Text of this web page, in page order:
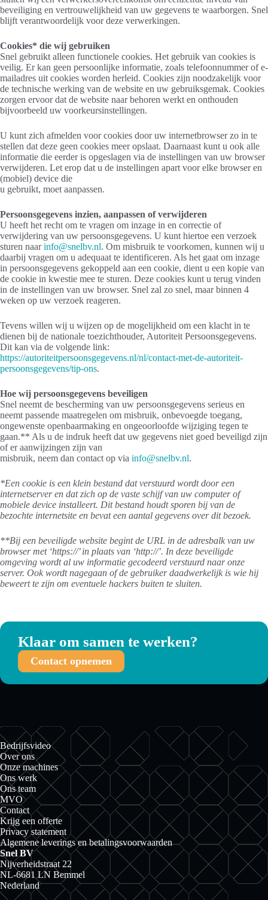
beveiliging en vertrouwelijkheid van uw gegevens te waarborgen. Snel
blijft verantwoordelijk voor deze verwerkingen.
Cookies* die wij gebruiken
Snel gebruikt alleen functionele cookies. Het gebruik van cookies is
veilig. Er kan geen persoonlijke informatie, zoals telefoonnummer of e-
mailadres uit cookies worden herleid. Cookies zijn noodzakelijk voor
de technische werking van de website en uw gebruiksgemak. Cookies
zorgen ervoor dat de website naar behoren werkt en onthouden
bijvoorbeeld uw voorkeursinstellingen.
U kunt zich afmelden voor cookies door uw internetbrowser zo in te
stellen dat deze geen cookies meer opslaat. Daarnaast kunt u ook alle
informatie die eerder is opgeslagen via de instellingen van uw browser
verwijderen. Let erop dat u de instellingen apart voor elke browser en
(mobiel) device die
u gebruikt, moet aanpassen.
Persoonsgegevens inzien, aanpassen of verwijderen
U heeft het recht om te vragen om inzage in en correctie of
verwijdering van uw persoonsgegevens. U kunt hiertoe een verzoek
sturen naarinfo@snelbv.nl. Om misbruik te voorkomen, kunnen wij u
daarbij vragen om u adequaat te identificeren. Als het gaat om inzage
in persoonsgegevens gekoppeld aan een cookie, dient u een kopie van
de cookie in kwestie mee te sturen. Deze cookies kunt u terug vinden
in de instellingen van uw browser. Snel zal zo snel, maar binnen 4
weken op uw verzoek reageren.
Tevens willen wij u wijzen op de mogelijkheid om een klacht in te
dienen bij de nationale toezichthouder, Autoriteit Persoonsgegevens.
Dit kan via de volgende link:
https://autoriteitpersoonsgegevens.nl/nl/contact-met-de-autoriteit-
persoonsgegevens/tip-ons.
Hoe wij persoonsgegevens beveiligen
Snel neemt de bescherming van uw persoonsgegevens serieus en
neemt passende maatregelen om misbruik, onbevoegde toegang,
ongewenste openbaarmaking en ongeoorloofde wijziging tegen te
gaan.** Als u de indruk heeft dat uw gegevens niet goed beveiligd zijn
of er aanwijzingen zijn van
misbruik, neem dan contact op via info@snelbv.nl.
*Een cookie is een klein bestand dat verstuurd wordt door een
internetserver en dat zich op de vaste schijf van uw computer of
mobiele device installeert. Dit bestand houdt sporen bij van de
bezochte internetsite en bevat een aantal gegevens over dit bezoek.
**Bij een beveiligde website begint de URL in de adresbalk van uw
browser met ‘https://’ in plaats van ‘http://’. In deze beveiligde
omgeving wordt al uw informatie gecodeerd verstuurd naar onze
server. Ook wordt nagegaan of de gebruiker daadwerkelijk is wie hij
beweert te zijn om eventuele hackers buiten te sluiten.
Klaar om samen te werken?
Contact opnemen
Bedrijfsvideo
Over ons
Onze machines
Ons werk
Ons team
MVO
Contact
Krijg een offerte
Privacy statement
Algemene leverings en betalingsvoorwaarden
Snel BV
Nijverheidstraat 22
NL-6681 LN Bemmel
Nederland